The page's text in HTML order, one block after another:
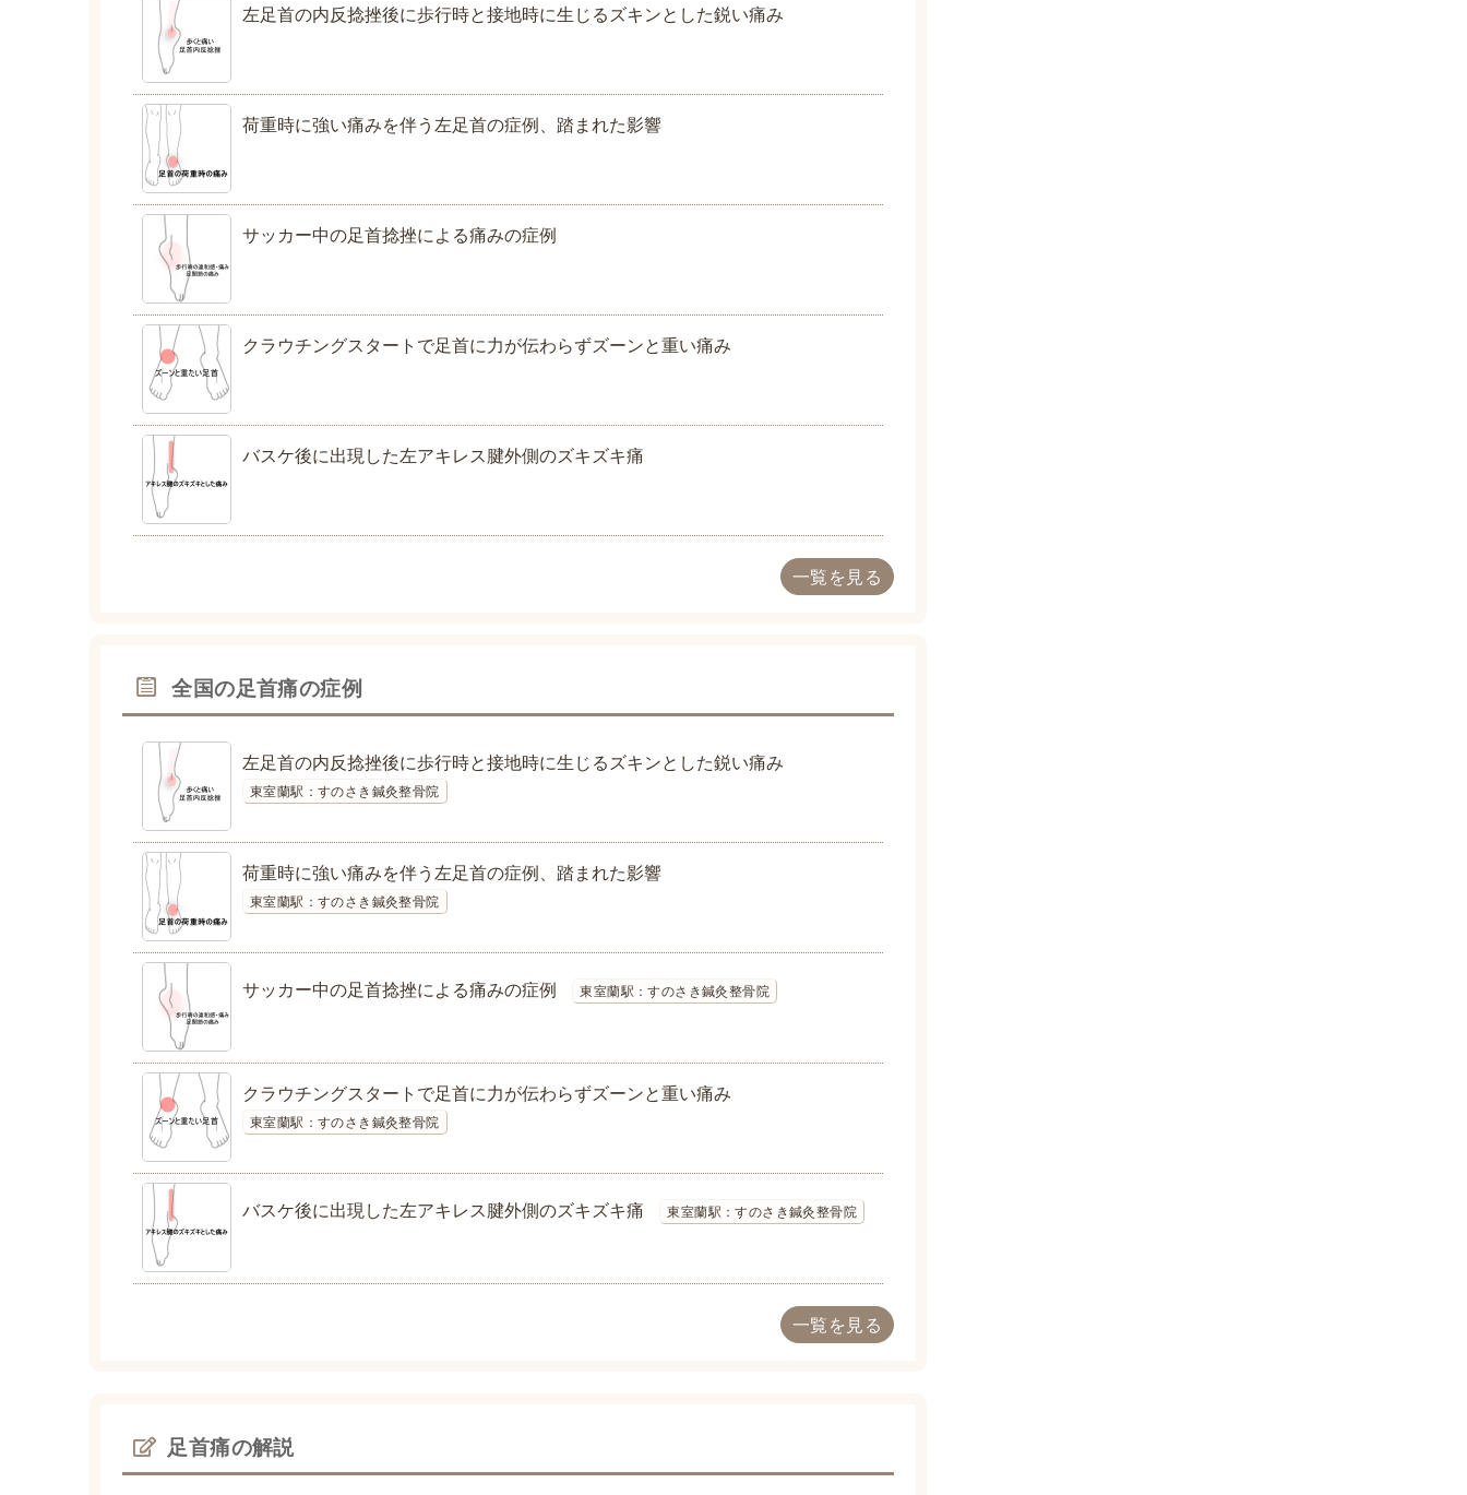
左足首の内反捻挫後に歩行時と接地時に生じるズキンとした鋭い痛み
荷重時に強い痛みを伴う左足首の症例、踏まれた影響
サッカー中の足首捻挫による痛みの症例
クラウチングスタートで足首に力が伝わらずズーンと重い痛み
バスケ後に出現した左アキレス腱外側のズキズキ痛
一覧を見る
全国の足首痛の症例
左足首の内反捻挫後に歩行時と接地時に生じるズキンとした鋭い痛み
東室蘭駅：すのさき鍼灸整骨院
荷重時に強い痛みを伴う左足首の症例、踏まれた影響
東室蘭駅：すのさき鍼灸整骨院
サッカー中の足首捻挫による痛みの症例 東室蘭駅：すのさき鍼灸整骨院
クラウチングスタートで足首に力が伝わらずズーンと重い痛み
東室蘭駅：すのさき鍼灸整骨院
バスケ後に出現した左アキレス腱外側のズキズキ痛 東室蘭駅：すのさき鍼灸整骨院
一覧を見る
足首痛の解説